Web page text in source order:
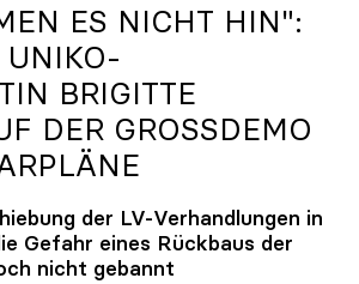
ES NICHT HIN":
UNIKO-
BRIGITTE
DER GROSSDEMO G
der LV-Verhandlungen in
Gefahr eines Rückbaus der
nicht gebannt